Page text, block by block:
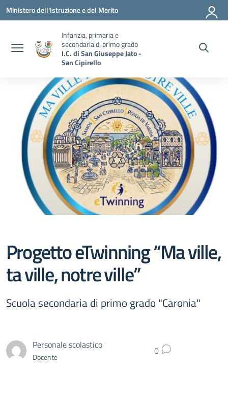
Vai ai contenuti
Vai al menu di navigazione
Vai al footer
Ministero dell'Istruzione e del Merito
Infanzia, primaria e
secondaria di primo grado
I.C. di San Giuseppe Jato -
San Cipirello
Progetto eTwinning “Ma ville,
ta ville, notre ville”
Scuola secondaria di primo grado "Caronia"
Personale scolastico
Docente 0